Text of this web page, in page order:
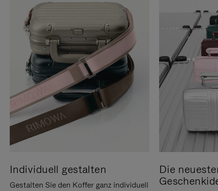
Individuell gestalten
Gestalten Sie den Koffer ganz individuell
Die